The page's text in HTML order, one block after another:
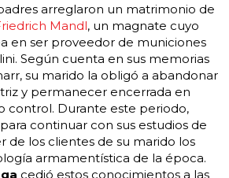
arreglaron un matrimonio de
Mandl, un magnate cuyo
en ser proveedor de municiones
Según cuenta en sus memorias
su marido la obligó a abandonar
y permanecer encerrada en
control. Durante este periodo,
continuar con sus estudios de
de los clientes de su marido los
armamentística de la época.
cedió estos conocimientos a las